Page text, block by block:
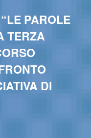
PAROLE
TERZA
DI